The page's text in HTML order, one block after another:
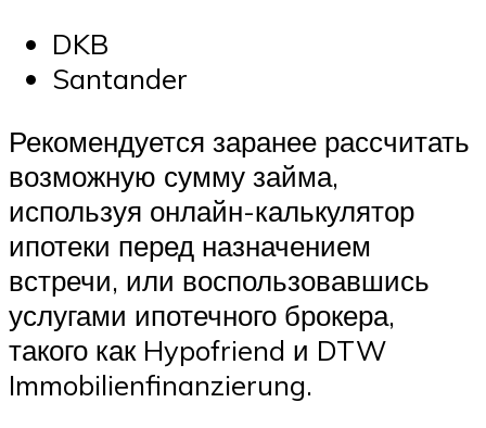
DKB
Santander
Рекомендуется заранее рассчитать
возможную сумму займа,
используя онлайн-калькулятор
ипотеки перед назначением
встречи, или воспользовавшись
услугами ипотечного брокера,
такого как Hypofriend и DTW
Immobilienfinanzierung.